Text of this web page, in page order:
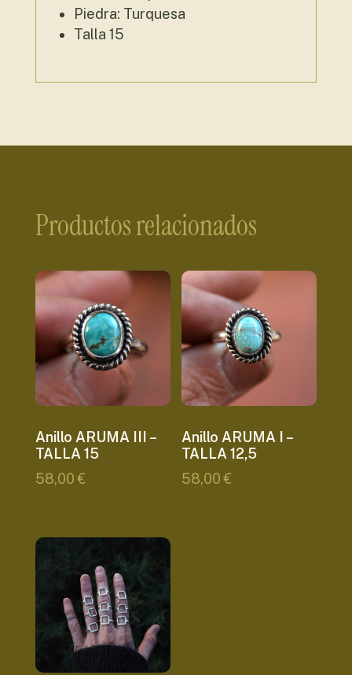
Piedra: Turquesa
Talla 15
Productos relacionados
Anillo ARUMA III –
TALLA 15
58,00€
Anillo ARUMA I –
TALLA 12,5
58,00€